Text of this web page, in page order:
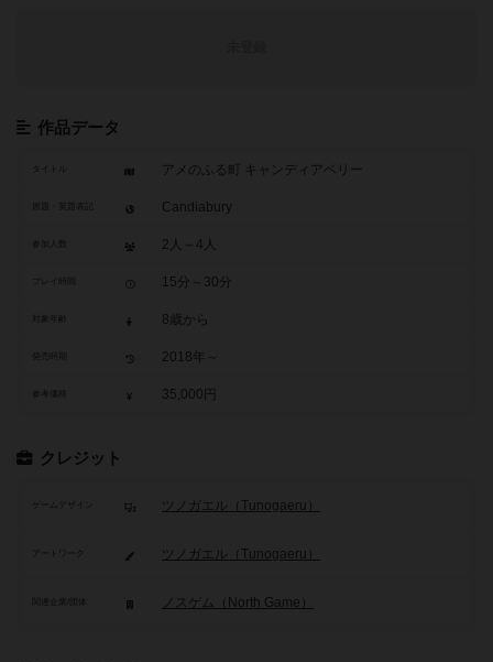
作品データ
タイトル アメのふる町 キャンディアベリー
Candiabury
2人～4人
15分～30分
8歳から
2018年～
参考価格 35,000円
クレジット
ツノガエル（Tunogaeru）
ツノガエル（Tunogaeru）
ノスゲム（North Game）